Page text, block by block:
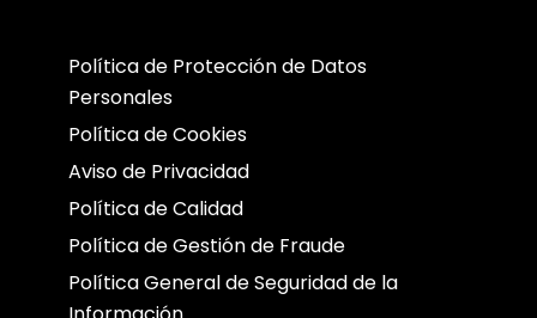
Política de Protección de Datos
Personales
Política de Cookies
Aviso de Privacidad
Política de Calidad
Política de Gestión de Fraude
Política General de Seguridad de la